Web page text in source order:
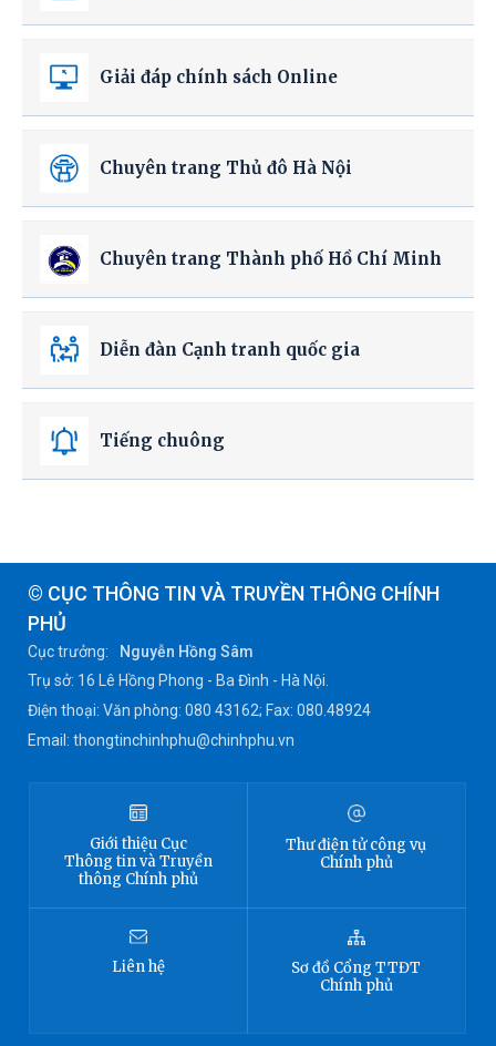
Giải đáp chính sách Online
Chuyên trang Thủ đô Hà Nội
Chuyên trang Thành phố Hồ Chí Minh
Diễn đàn Cạnh tranh quốc gia
Tiếng chuông
© CỤC THÔNG TIN VÀ TRUYỀN THÔNG CHÍNH
PHỦ
Cục trưởng:
Nguyễn Hồng Sâm
Trụ sở: 16 Lê Hồng Phong - Ba Đình - Hà Nội.
Điện thoại: Văn phòng: 080 43162; Fax: 080.48924
Email: thongtinchinhphu@chinhphu.vn
Giới thiệu Cục
Thông tinvà Truyền
thông Chính phủ
Thư điện tử công vụ
Chính phủ
Liên hệ Sơ đồ Cổng TTĐT
Chính phủ